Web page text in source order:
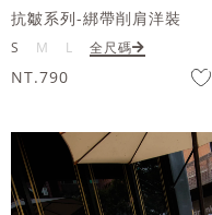
抗皺系列-綁帶削肩洋裝
S M L 全尺碼
NT.790